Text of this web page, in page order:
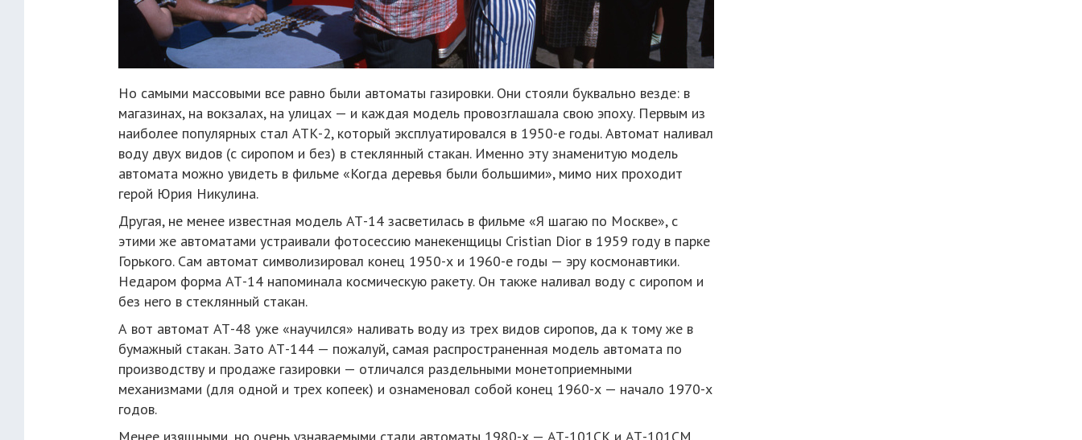
Но самыми массовыми все равно были автоматы газировки. Они стояли буквально везде: в
магазинах, на вокзалах, на улицах — и каждая модель провозглашала свою эпоху. Первым из
наиболее популярных стал АТК-2, который эксплуатировался в 1950-е годы. Автомат наливал
воду двух видов (с сиропом и без) в стеклянный стакан. Именно эту знаменитую модель
автомата можно увидеть в фильме «Когда деревья были большими», мимо них проходит
герой Юрия Никулина.
Другая, не менее известная модель АТ-14 засветилась в фильме «Я шагаю по Москве», с
этими же автоматами устраивали фотосессию манекенщицы Cristian Dior в 1959 году в парке
Горького. Сам автомат символизировал конец 1950-х и 1960-е годы — эру космонавтики.
Недаром форма АТ-14 напоминала космическую ракету. Он также наливал воду с сиропом и
без него в стеклянный стакан.
А вот автомат АТ-48 уже «научился» наливать воду из трех видов сиропов, да к тому же в
бумажный стакан. Зато АТ-144 — пожалуй, самая распространенная модель автомата по
производству и продаже газировки — отличался раздельными монетоприемными
механизмами (для одной и трех копеек) и ознаменовал собой конец 1960-х — начало 1970-х
годов.